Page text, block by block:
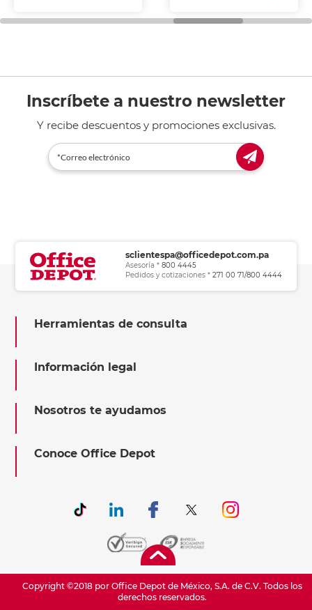
general de oficina.
Inscríbete a nuestro newsletter
Y recibe descuentos y promociones exclusivas.
sclientespa@officedepot.com.pa
Asesoría * 800 4445
Pedidos y cotizaciones * 271 00 71/800 4444
Herramientas de consulta
Información legal
Nosotros te ayudamos
Conoce Office Depot
Copyright ©2018 por Office Depot de México, S.A. de C.V. Todos los
derechos reservados.